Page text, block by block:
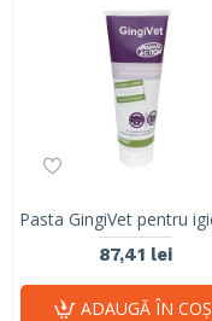
87,41 lei
ADAUGĂ ÎN COŞ